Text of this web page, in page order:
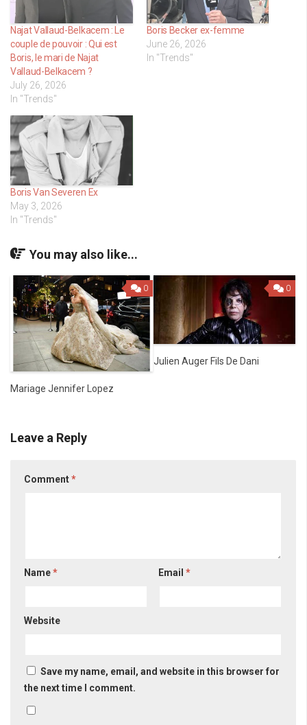
Najat Vallaud-Belkacem : Le
couple de pouvoir : Qui est
Boris, le mari de Najat
Vallaud-Belkacem ?
July 26, 2026
In "Trends"
Boris Becker ex-femme
June 26, 2026
In "Trends"
Boris Van Severen Ex
May 3, 2026
In "Trends"
You may also like...
0
Mariage Jennifer Lopez
0
Julien Auger Fils De Dani
Leave a Reply
Comment*
Name* Email*
Website
Save my name, email, and website in this browser for
the next time I comment.